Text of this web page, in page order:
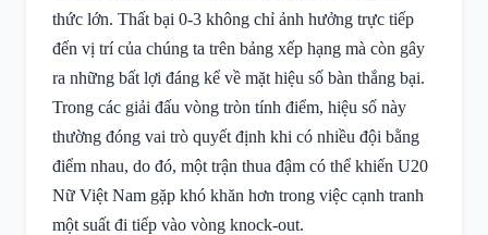
thức lớn. Thất bại 0-3 không chỉ ảnh hưởng trực tiếp
đến vị trí của chúng ta trên bảng xếp hạng mà còn gây
ra những bất lợi đáng kể về mặt hiệu số bàn thắng bại.
Trong các giải đấu vòng tròn tính điểm, hiệu số này
thường đóng vai trò quyết định khi có nhiều đội bằng
điểm nhau, do đó, một trận thua đậm có thể khiến U20
Nữ Việt Nam gặp khó khăn hơn trong việc cạnh tranh
một suất đi tiếp vào vòng knock-out.